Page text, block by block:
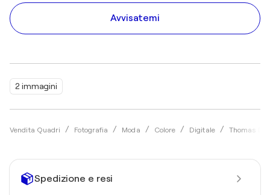
2 immagini
Vendita Quadri Fotografia Moda Colore Digitale Thomas
Avvisatemi
Spedizione e resi